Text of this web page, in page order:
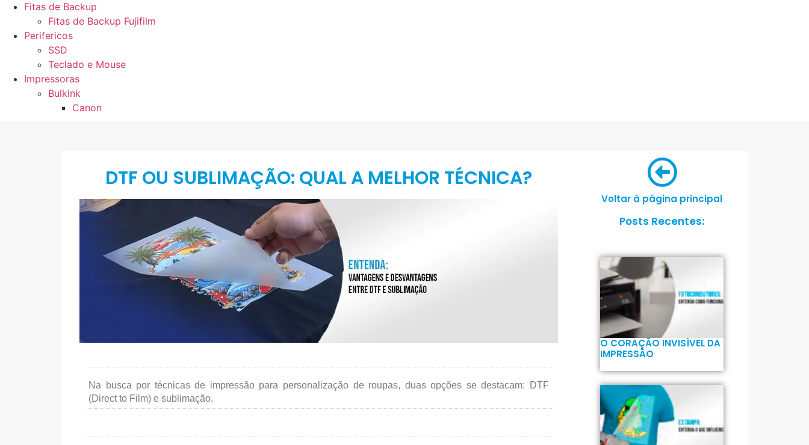
Fitas de Backup
Fitas de Backup Fujifilm
Perifericos
SSD
Teclado e Mouse
Impressoras
BulkInk
Canon
DTF OU SUBLIMAÇÃO: QUAL A MELHOR TÉCNICA?
Na busca por técnicas de impressão para personalização de roupas, duas opções se destacam: DTF
(Direct to Film) e sublimação.
Voltar à página principal
Posts Recentes:
O CORAÇÃO INVISÍVEL DA
IMPRESSÃO